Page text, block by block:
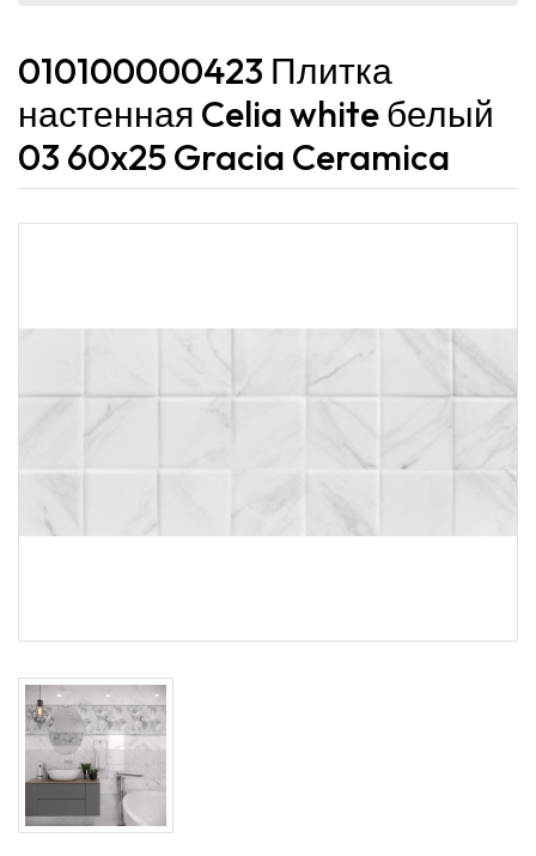
010100000423 Плитка
настенная Celia white белый
03 60x25 Gracia Ceramica